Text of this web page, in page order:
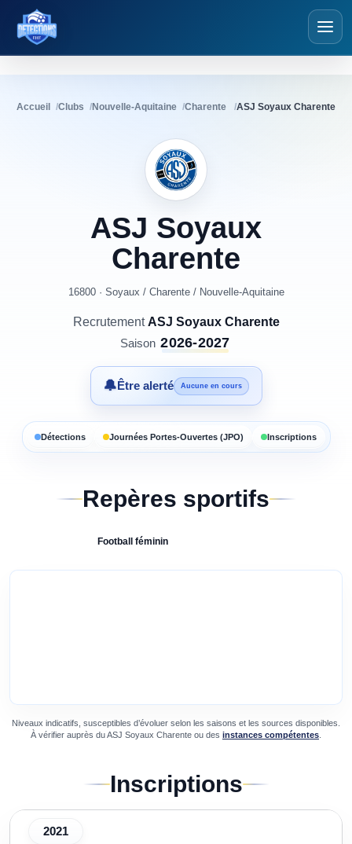
Détections Foot
Accueil Clubs Nouvelle-Aquitaine Charente ASJ Soyaux Charente
ASJ Soyaux
Charente
16800 · Soyaux / Charente / Nouvelle-Aquitaine
RecrutementASJ Soyaux Charente
Saison 2026-2027
🔔Être alerté Aucune en cours
Détections Journées Portes-Ouvertes (JPO) Inscriptions
Repères sportifs
Football féminin
Niveaux indicatifs, susceptibles d’évoluer selon les saisons et les sources disponibles.
À vérifier auprès duASJ Soyaux Charente ou des instances compétentes
Inscriptions
2021